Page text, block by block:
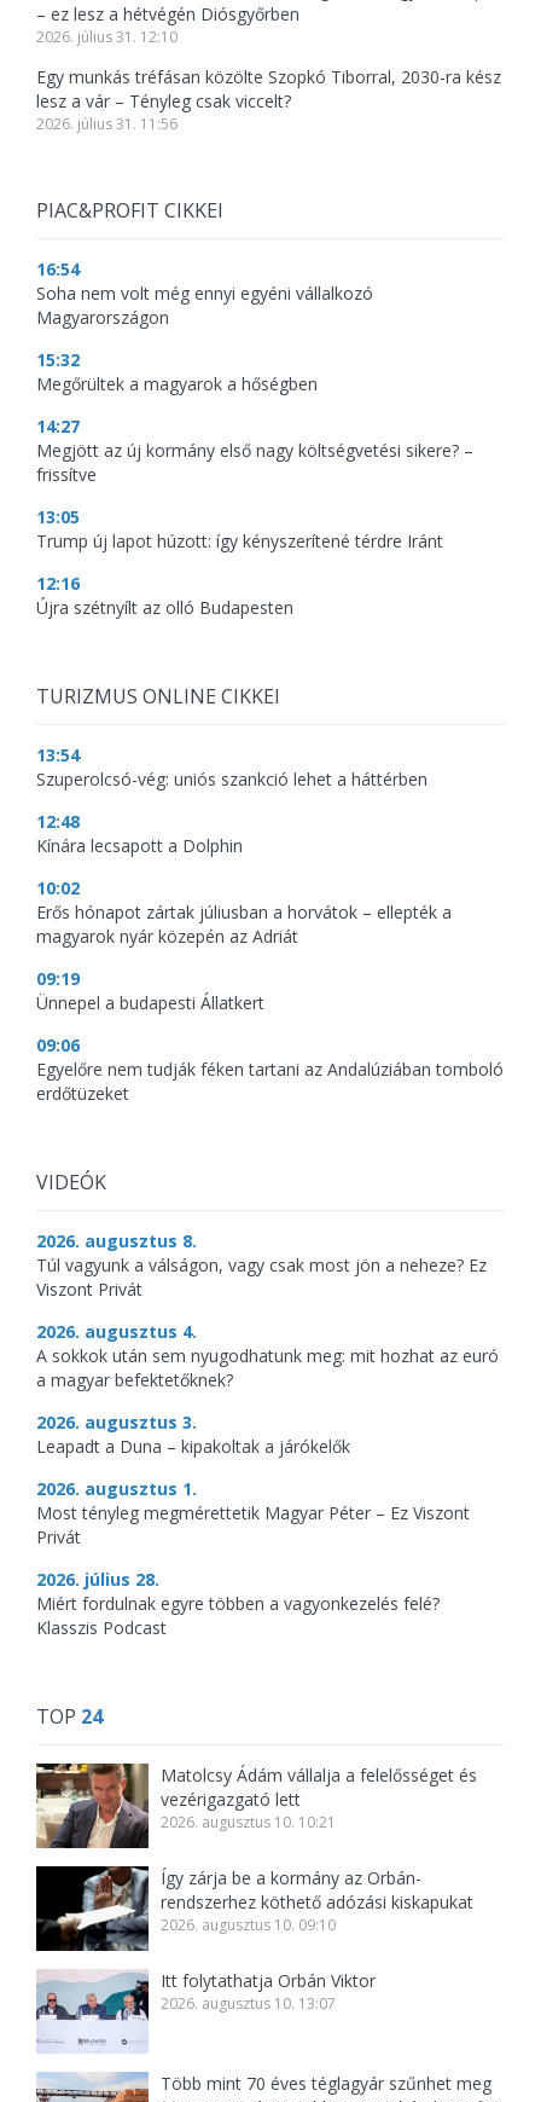
– ez lesz a hétvégén Diósgyőrben
2026. július 31. 12:10
Egy munkás tréfásan közölte Szopkó Tiborral, 2030-ra kész
lesz a vár – Tényleg csak viccelt?
2026. július 31. 11:56
PIAC&PROFIT CIKKEI
16:54
Soha nem volt még ennyi egyéni vállalkozó
Magyarországon
15:32
Megőrültek a magyarok a hőségben
14:27
Megjött az új kormány első nagy költségvetési sikere? –
frissítve
13:05
Trump új lapot húzott: így kényszerítené térdre Iránt
12:16
Újra szétnyílt az olló Budapesten
TURIZMUS ONLINE CIKKEI
13:54
Szuperolcsó-vég: uniós szankció lehet a háttérben
12:48
Kínára lecsapott a Dolphin
10:02
Erős hónapot zártak júliusban a horvátok – ellepték a
magyarok nyár közepén az Adriát
09:19
Ünnepel a budapesti Állatkert
09:06
Egyelőre nem tudják féken tartani az Andalúziában tomboló
erdőtüzeket
VIDEÓK
2026. augusztus 8.
Túl vagyunk a válságon, vagy csak most jön a neheze? Ez
Viszont Privát
2026. augusztus 4.
A sokkok után sem nyugodhatunk meg: mit hozhat az euró
a magyar befektetőknek?
2026. augusztus 3.
Leapadt a Duna – kipakoltak a járókelők
2026. augusztus 1.
Most tényleg megmérettetik Magyar Péter – Ez Viszont
Privát
2026. július 28.
Miért fordulnak egyre többen a vagyonkezelés felé?
Klasszis Podcast
TOP 24
Matolcsy Ádám vállalja a felelősséget és
vezérigazgató lett
2026. augusztus 10. 10:21
Így zárja be a kormány az Orbán-
rendszerhez köthető adózási kiskapukat
2026. augusztus 10. 09:10
Itt folytathatja Orbán Viktor
2026. augusztus 10. 13:07
Több mint 70 éves téglagyár szűnhet meg